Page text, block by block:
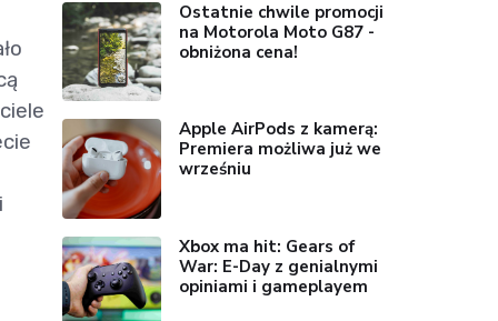
Ostatnie chwile promocji
na Motorola Moto G87 -
obniżona cena!
Apple AirPods z kamerą:
Premiera możliwa już we
wrześniu
Xbox ma hit: Gears of
War: E-Day z genialnymi
opiniami i gameplayem